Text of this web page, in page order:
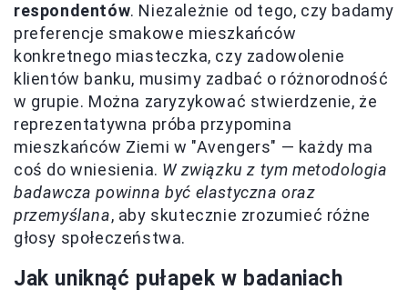
respondentów. Niezależnie od tego, czy badamy
preferencje smakowe mieszkańców
konkretnego miasteczka, czy zadowolenie
klientów banku, musimy zadbać o różnorodność
w grupie. Można zaryzykować stwierdzenie, że
reprezentatywna próba przypomina
mieszkańców Ziemi w "Avengers" — każdy ma
coś do wniesienia. W związku z tym metodologia
badawcza powinna być elastyczna oraz
przemyślana, aby skutecznie zrozumieć różne
głosy społeczeństwa.
Jak uniknąć pułapek w badaniach